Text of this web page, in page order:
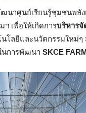
ฒนาศูนย์เรียนรู้ชุมชนพลั
ฯ เพื่อให้เกิดการบริหารจั
โลยีและนวัตกรรมใหม่ๆ
นการพัฒนา SKCE